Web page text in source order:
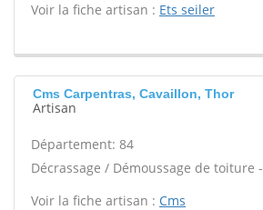
Voir la fiche artisan : Ets seiler
Cms Carpentras, Cavaillon, Thor
Artisan
Département: 84
Décrassage / Démoussage de toiture -
Voir la fiche artisan : Cms